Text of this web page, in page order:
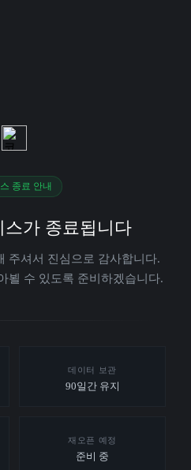
종료 안내
스가 종료됩니다
주셔서 진심으로 감사합니다.
뵐 수 있도록 준비하겠습니다.
데이터 보관
90일간 유지
재오픈 예정
준비 중